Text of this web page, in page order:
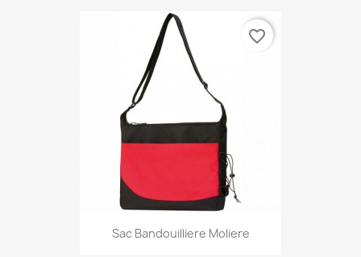
Sac Bandouilliere Moliere
favorite_border